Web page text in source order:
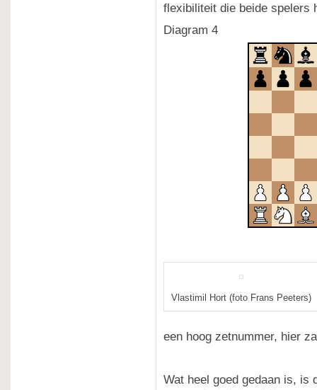
flexibiliteit die beide spelers
Diagram 4
Vlastimil Hort (foto Frans Peeters)
een hoog zetnummer, hier
Wat heel goed gedaan is, is